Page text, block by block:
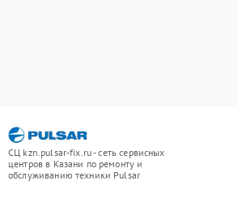
СЦ kzn.pulsar-fix.ru - сеть сервисных
центров в Казани по ремонту и
обслуживанию техники Pulsar